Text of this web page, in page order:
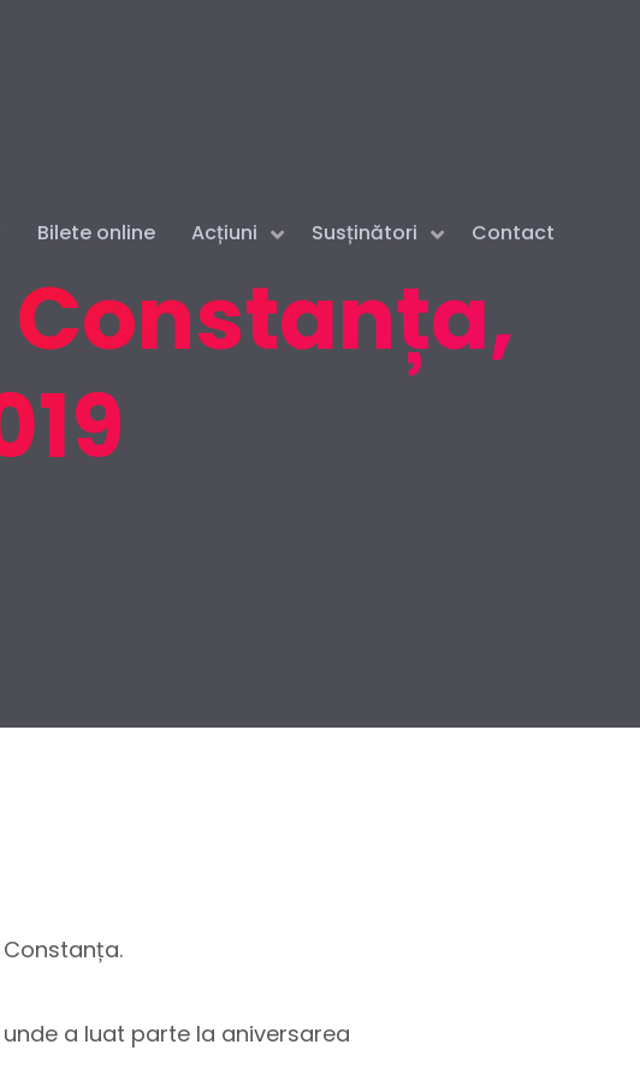
Bilete online Acțiuni Susținători Contact
Constanța.
a luat parte la aniversarea